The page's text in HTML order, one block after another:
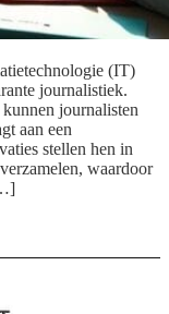
(IT)
journalistiek.
journalisten
aan een
stellen hen in
waardoor